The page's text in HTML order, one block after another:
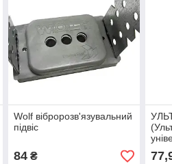
Wolf вібророзв'язувальний
підвіс
84₴